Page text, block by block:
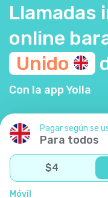
Llamadas
online
Unido
Con la app Yolla
Pagar según se
Para todos
$4
Móvil